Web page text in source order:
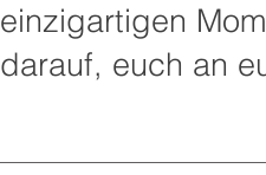
einzigartigen
darauf, euch an